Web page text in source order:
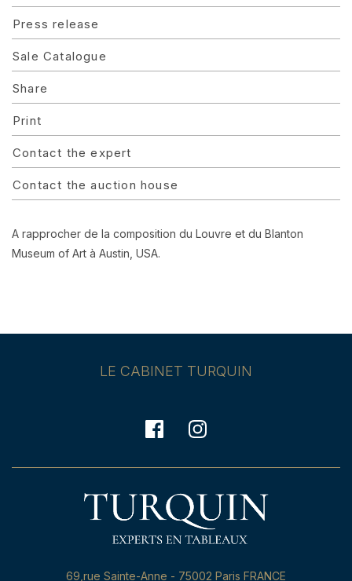
Press release
Sale Catalogue
Share
Print
Contact the expert
Contact the auction house
A rapprocher de la composition du Louvre et du Blanton
Museum of Art à Austin, USA.
LE CABINET TURQUIN
69,rue Sainte-Anne - 75002 Paris FRANCE